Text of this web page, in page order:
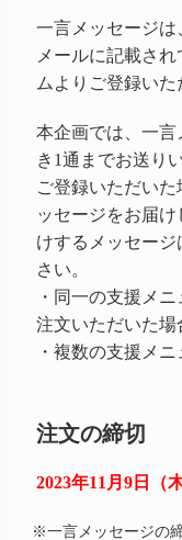
一言メッセージは
メールに記載さ
ムよりご登録いた
本企画では、一言
き1通までお送り
ご登録いただい
ッセージをお届
けするメッセー
さい。
・同一の支援メ
注文いただいた場
・複数の支援メ
注文の締切
2023年11月9日（
※一言メッセージの